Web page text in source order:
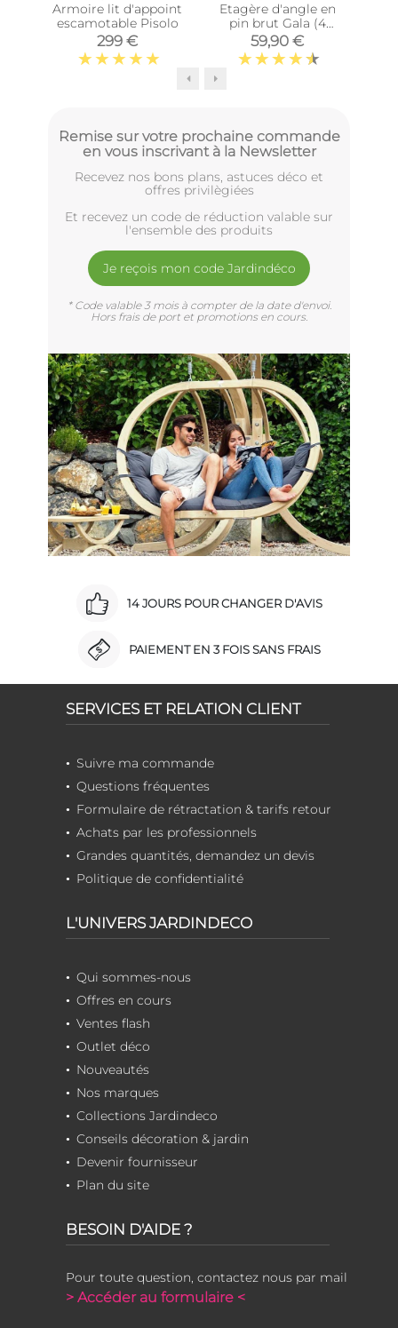
Armoire lit d'appoint
escamotable Pisolo
299 €
Etagère d'angle en
pin brut Gala (4
tablettes)
59,90 €
Remise sur votre prochaine commande
en vous inscrivant à la Newsletter
Recevez nos bons plans, astuces déco et
offres privilègiées
Et recevez un code de réduction valable sur
l'ensemble des produits
Je reçois mon code Jardindéco
* Code valable 3 mois à compter de la date d'envoi.
Hors frais de port et promotions en cours.
14 JOURS POUR CHANGER D'AVIS
PAIEMENT EN 3 FOIS SANS FRAIS
SERVICES ET RELATION CLIENT
Suivre ma commande
Questions fréquentes
Formulaire de rétractation & tarifs retour
Achats par les professionnels
Grandes quantités, demandez un devis
Politique de confidentialité
L'UNIVERS JARDINDECO
Qui sommes-nous
Offres en cours
Ventes flash
Outlet déco
Nouveautés
Nos marques
Collections Jardindeco
Conseils décoration & jardin
Devenir fournisseur
Plan du site
BESOIN D'AIDE ?
Pour toute question, contactez nous par mail
> Accéder au formulaire <